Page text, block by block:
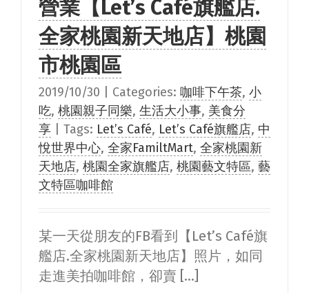
營業【Let’s Café旗艦店.
全家桃園新天地店】桃園
市桃園區
2019/10/30 Categories: 咖啡下午茶, 小
吃, 桃園親子同樂, 生活大小事, 美食分
享
Tags: Let’s Café, Let’s Café旗艦店, 中
悅世界中心, 全家FamiltMart, 全家桃園新
天地店, 桃園全家旗艦店, 桃園藝文特區, 藝
文特區咖啡館
某一天從朋友的FB看到【Let’s Café旗
艦店.全家桃園新天地店】照片，如同
走進美拍咖啡館，卻賣 [...]